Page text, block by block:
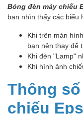
Bóng đèn máy chiếu
bạn nhìn thấy các biểu
Khi trên màn
bạn nên thay để
Khi đèn "Lamp"
Khi hình ảnh
Thông
chiếu